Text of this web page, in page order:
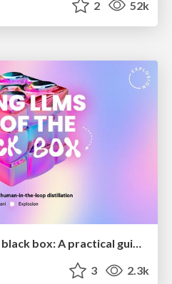
2 52k
Taking LLMs out of the black box: A practical guide to human-in-the-loop distillation
3 2.3k